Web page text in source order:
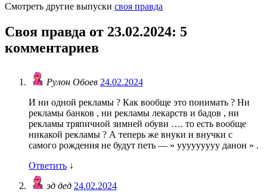
Смотреть другие выпуски своя правда
Своя правда от 23.02.2024: 5
комментариев
Рулон Обоев 24.02.2024
И ни одной рекламы ? Как вообще это понимать ? Ни
рекламы банков , ни рекламы лекарств и бадов , ни
рекламы тряпичной зимней обуви …. то есть вообще
никакой рекламы ? А теперь же внуки и внучки с
самого рождения не будут петь — » ууууууууу данон » .
Ответить ↓
эд дед 24.02.2024